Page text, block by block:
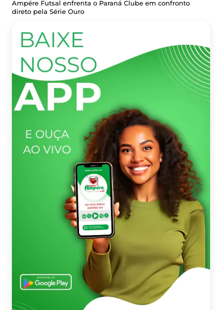
Ampére Futsal enfrenta o Paraná Clube em confronto
direto pela Série Ouro